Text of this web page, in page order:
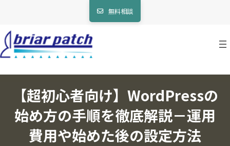
ン
ツ
へ
キ
ー
シ
ョ
に
無料相談
【超初心者向け】WordPressの
始め方の手順を徹底解説－運用
費用や始めた後の設定方法